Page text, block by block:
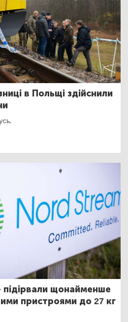
в Польщі здійснили
підірвали щонайменше
пристроями до 27 кг